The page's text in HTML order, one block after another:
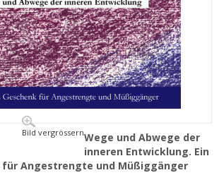
Bild vergrössernWege und Abwege der
inneren Entwicklung. Ein
für Angestrengte und Müßiggänger